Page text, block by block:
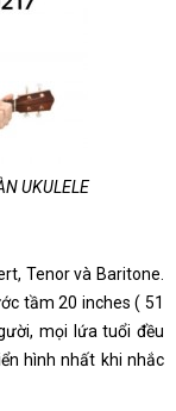
UKULELE
Tenor và Baritone.
tầm 20 inches ( 51
mọi lứa tuổi đều
hình nhất khi nhắc